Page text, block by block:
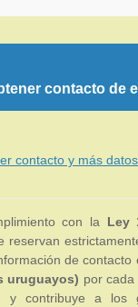
contacto de
contacto y más
con la Ley
reservan
de
uruguayos) por cada
y contribuye a los